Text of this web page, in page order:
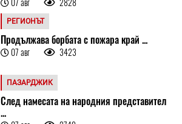
РЕГИОНЪТ
Продължава борбата с пожара край ...
07 авг 3423
ПАЗАРДЖИК
След намесата на народния представител
...